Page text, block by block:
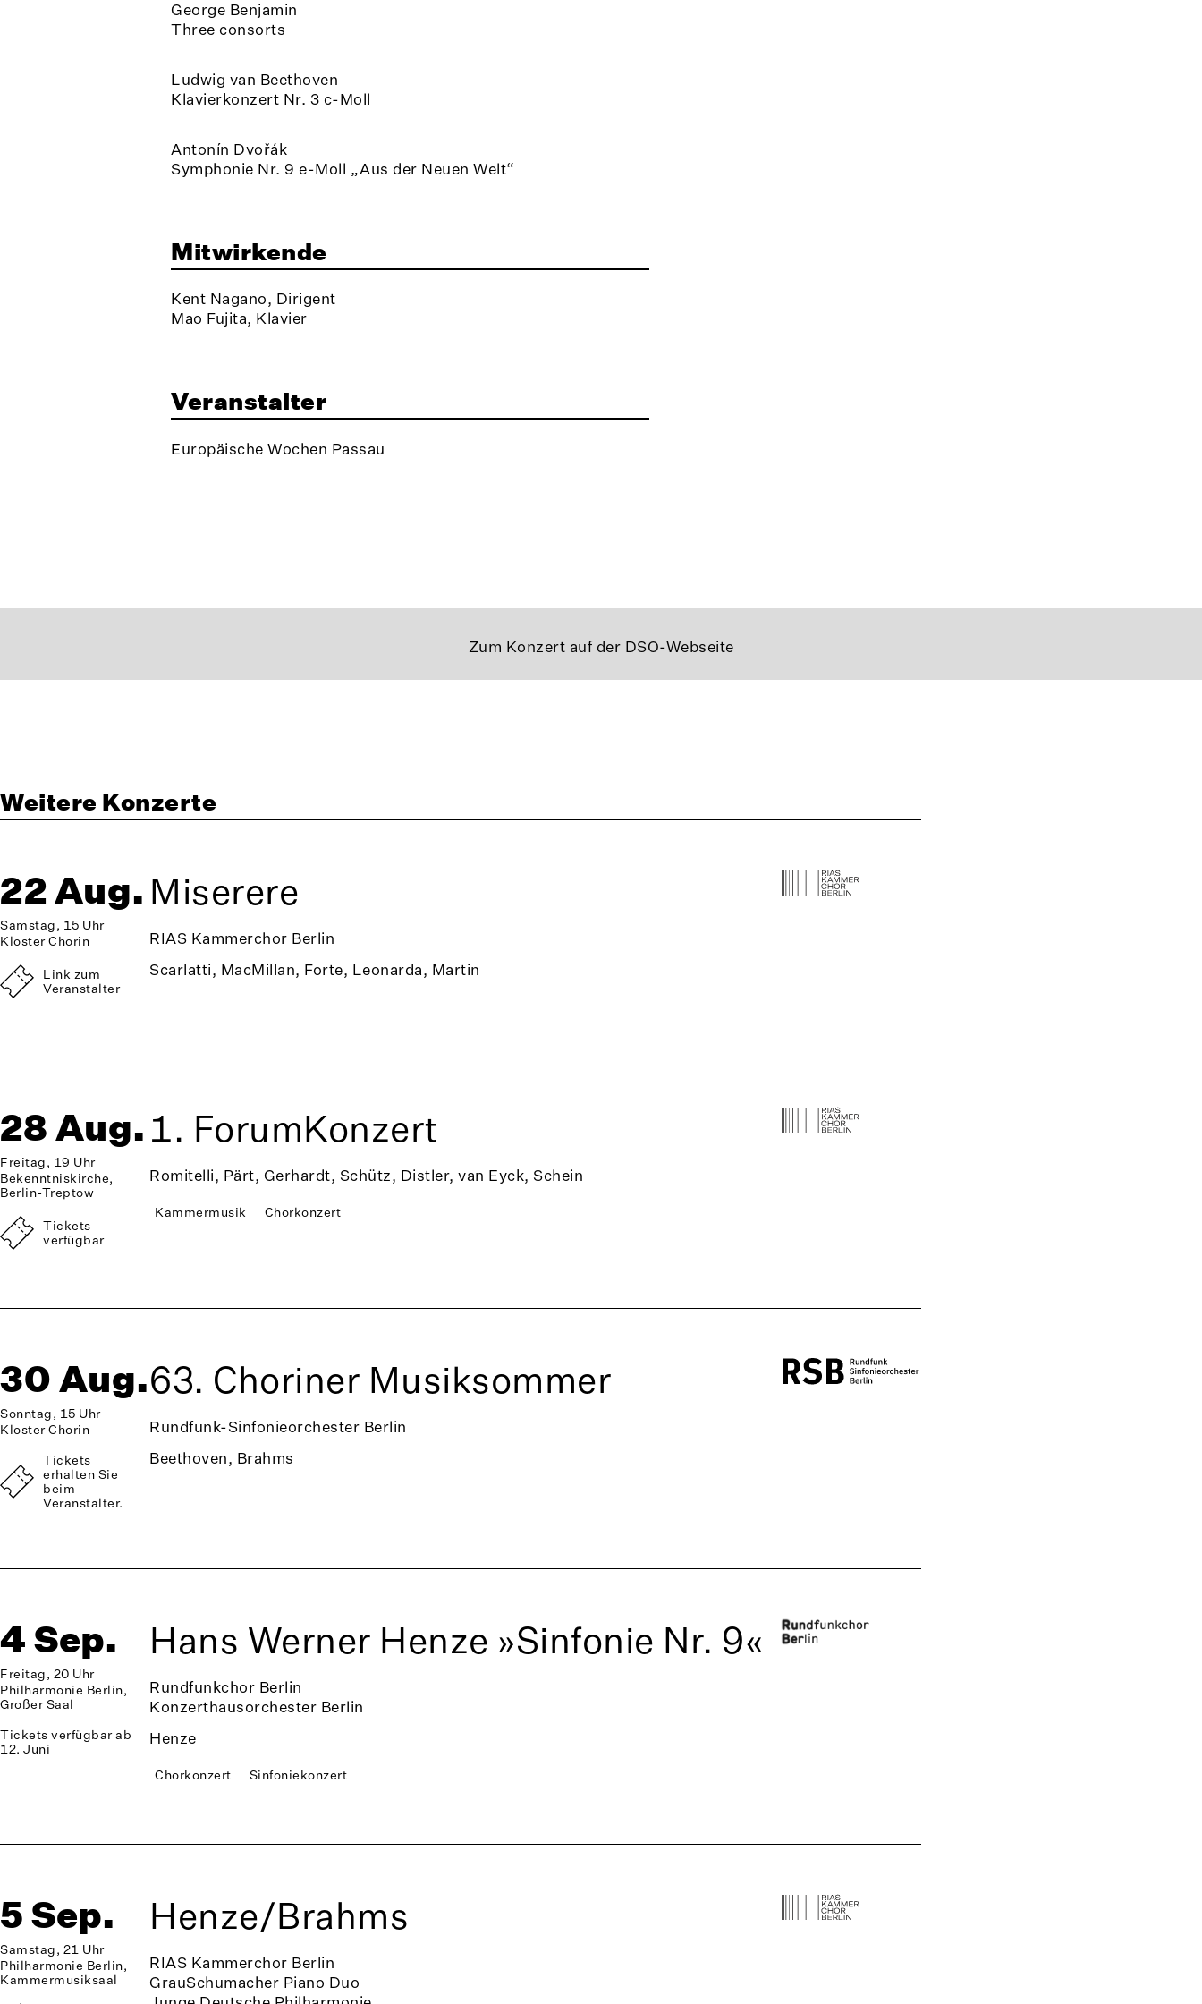
George Benjamin
Three consorts
Ludwig van Beethoven
Klavierkonzert Nr. 3 c-Moll
Antonín Dvořák
Symphonie Nr. 9 e-Moll „Aus der Neuen Welt“
Mitwirkende
Kent Nagano, Dirigent
Mao Fujita, Klavier
Veranstalter
Europäische Wochen Passau
Zum Konzert auf der DSO-Webseite
Weitere Konzerte
22 Aug.
Samstag, 15 Uhr
Kloster Chorin
Link zum
Veranstalter
Miserere
RIAS Kammerchor Berlin
Scarlatti, MacMillan, Forte, Leonarda, Martin
28 Aug.
Freitag, 19 Uhr
Bekenntniskirche,
Berlin-Treptow
Tickets
verfügbar
1. ForumKonzert
Romitelli, Pärt, Gerhardt, Schütz, Distler, van Eyck, Schein
Kammermusik Chorkonzert
30 Aug.
Sonntag, 15 Uhr
Kloster Chorin
Tickets
erhalten Sie
beim
Veranstalter.
63. Choriner Musiksommer
Rundfunk-Sinfonieorchester Berlin
Beethoven, Brahms
4 Sep.
Freitag, 20 Uhr
Philharmonie Berlin,
Großer Saal
Tickets verfügbar ab
12. Juni
Hans Werner Henze »Sinfonie Nr. 9«
Rundfunkchor Berlin
Konzerthausorchester Berlin
Henze
Chorkonzert Sinfoniekonzert
5 Sep.
Samstag, 21 Uhr
Philharmonie Berlin,
Kammermusiksaal
Henze/Brahms
RIAS Kammerchor Berlin
GrauSchumacher Piano Duo